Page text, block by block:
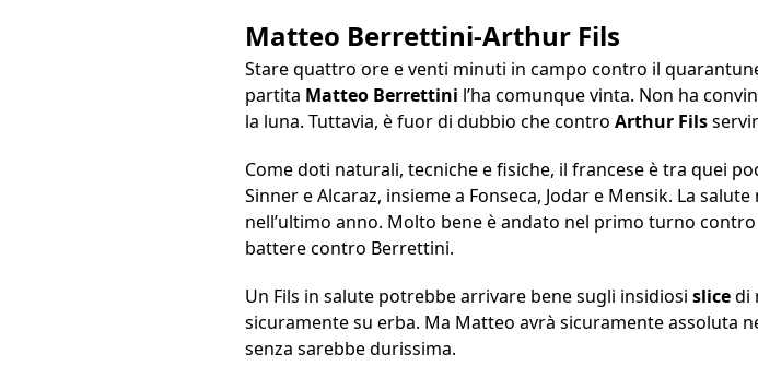
Matteo Berrettini-Arthur Fils
Stare quattro ore e venti minuti in campo contro il
partita Matteo Berrettini l’ha comunque vinta. Non ha
la luna. Tuttavia, è fuor di dubbio che contro Arthur Fils
Come doti naturali, tecniche e fisiche, il francese è tra quei
Sinner e Alcaraz, insieme a Fonseca, Jodar e Mensik. La
nell’ultimo anno. Molto bene è andato nel primo turno
battere contro Berrettini.
Un Fils in salute potrebbe arrivare bene sugli insidiosi slicedi
sicuramente su erba. Ma Matteo avrà sicuramente assoluta
senza sarebbe durissima.